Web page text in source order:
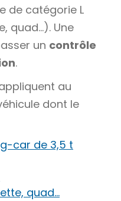
de catégorie L
quad…). Une
un contrôle
.
au
dont le
car de 3,5 t
quad…